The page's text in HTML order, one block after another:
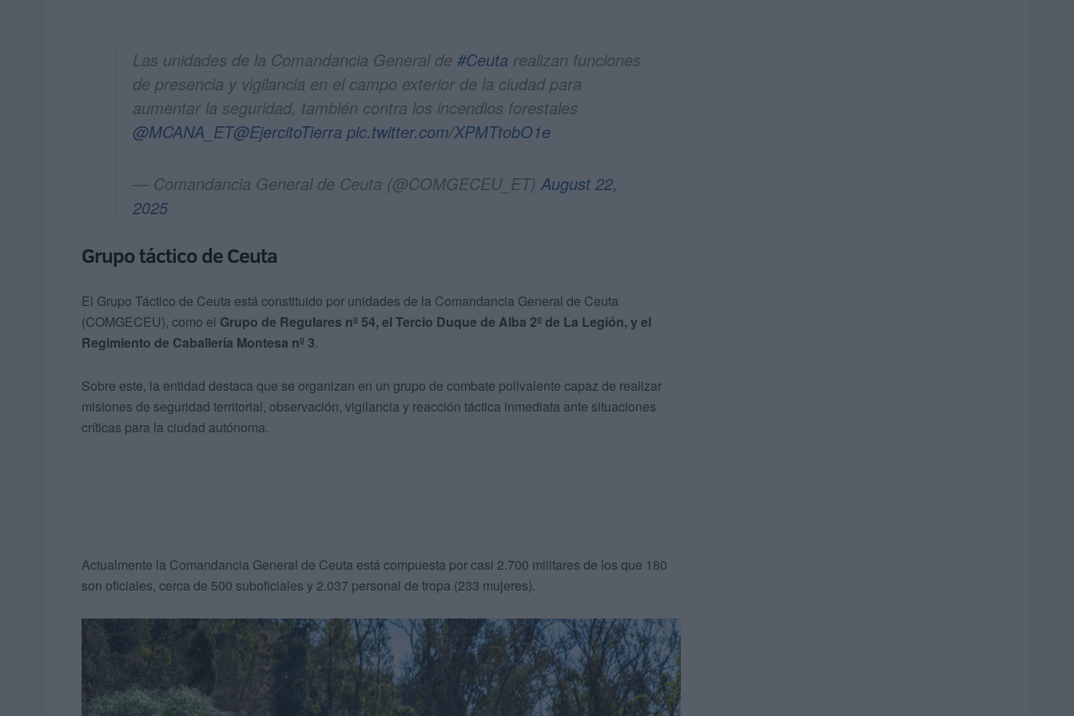
Las unidades de la Comandancia General de #Ceuta realizan funciones
de presencia y vigilancia en el campo exterior de la ciudad para
aumentar la seguridad, también contra los incendios forestales
@MCANA_ET@EjercitoTierra pic.twitter.com/XPMTtobO1e
— Comandancia General de Ceuta (@COMGECEU_ET) August 22,
2025
Grupo táctico de Ceuta
El Grupo Táctico de Ceuta está constituido por unidades de la Comandancia General de Ceuta
(COMGECEU), como el Grupo de Regulares nº 54, el Tercio Duque de Alba 2º de La Legión, y el
Regimiento de Caballería Montesa nº 3.
Sobre este, la entidad destaca que se organizan en un grupo de combate polivalente capaz de realizar
misiones de seguridad territorial, observación, vigilancia y reacción táctica inmediata ante situaciones
críticas para la ciudad autónoma.
Actualmente la Comandancia General de Ceuta está compuesta por casi 2.700 militares de los que 180
son oficiales, cerca de 500 suboficiales y 2.037 personal de tropa (233 mujeres).